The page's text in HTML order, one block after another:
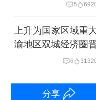
存量定期存款
更加充分有效
支撑。
律机制的行为
5 69
上升为国家区域重
渝地区双城经济圈
6 313
分享